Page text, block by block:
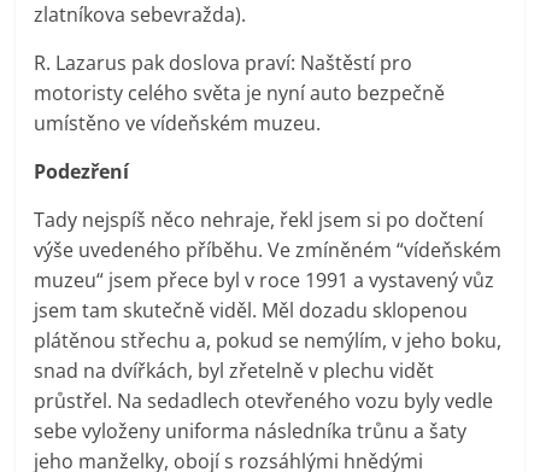
zlatníkova sebevražda).
R. Lazarus pak doslova praví: Naštěstí pro
motoristy celého světa je nyní auto bezpečně
umístěno ve vídeňském muzeu.
Podezření
Tady nejspíš něco nehraje, řekl jsem si po dočtení
výše uvedeného příběhu. Ve zmíněném “vídeňském
muzeu“ jsem přece byl v roce 1991 a vystavený vůz
jsem tam skutečně viděl. Měl dozadu sklopenou
plátěnou střechu a, pokud se nemýlím, v jeho boku,
snad na dvířkách, byl zřetelně v plechu vidět
průstřel. Na sedadlech otevřeného vozu byly vedle
sebe vyloženy uniforma následníka trůnu a šaty
jeho manželky, obojí s rozsáhlými hnědými